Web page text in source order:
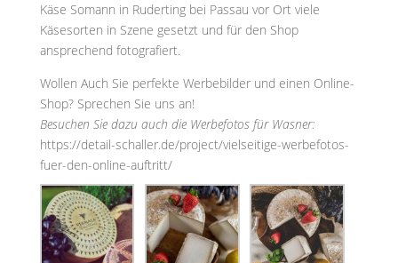
Käse Somann in Ruderting bei Passau vor Ort viele
Käsesorten in Szene gesetzt und für den Shop
ansprechend fotografiert.
Wollen Auch Sie perfekte Werbebilder und einen Online-
Shop? Sprechen Sie uns an!
Besuchen Sie dazu auch die Werbefotos für Wasner:
https://detail-schaller.de/project/vielseitige-werbefotos-
fuer-den-online-auftritt/